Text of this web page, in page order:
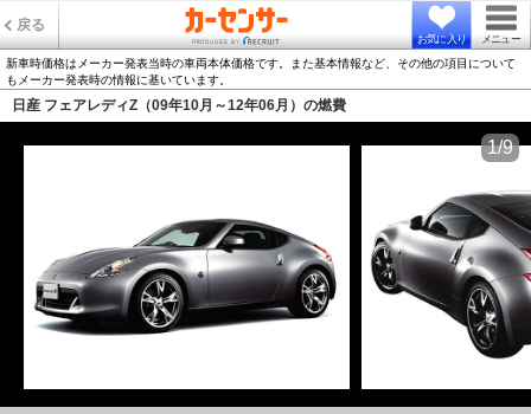
戻る
お気に入り メニュー
新車時価格はメーカー発表当時の車両本体価格です。また基本情報など、その他の項目について
もメーカー発表時の情報に基いています。
日産 フェアレディZ（09年10月～12年06月）の燃費
1/9